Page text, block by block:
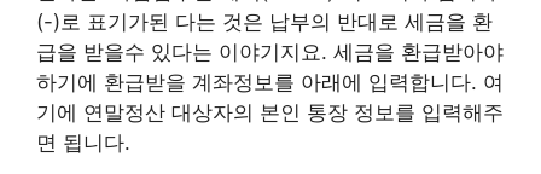
(-)로 표기가된 다는 것은 납부의 반대로 세금을 환
급을 받을수 있다는 이야기지요. 세금을 환급받아야
하기에 환급받을 계좌정보를 아래에 입력합니다. 여
기에 연말정산 대상자의 본인 통장 정보를 입력해주
면 됩니다.